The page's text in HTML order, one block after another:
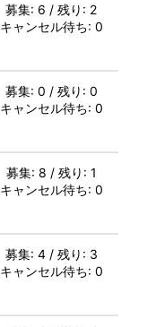
募集: 6 / 残り: 2
キャンセル待ち: 0
募集: 0 / 残り: 0
キャンセル待ち: 0
募集: 8 / 残り: 1
キャンセル待ち: 0
募集: 4 / 残り: 3
キャンセル待ち: 0